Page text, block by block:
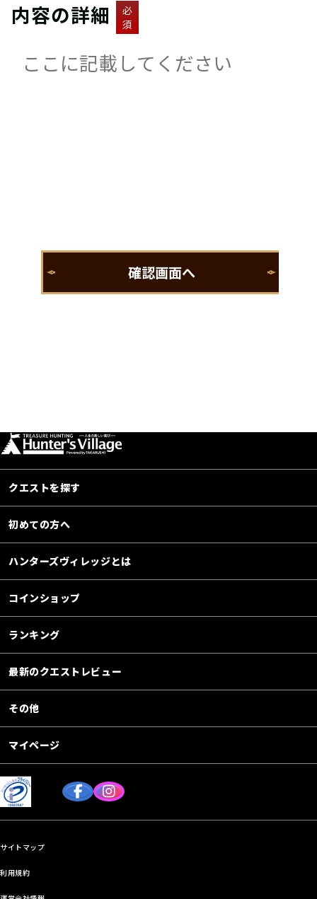
内容の詳細
必
須
クエストを探す
初めての方へ
ハンターズヴィレッジとは
コインショップ
ランキング
最新のクエストレビュー
その他
マイページ
サイトマップ
利用規約